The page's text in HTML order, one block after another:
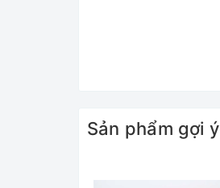
Sản phẩm gợi ý